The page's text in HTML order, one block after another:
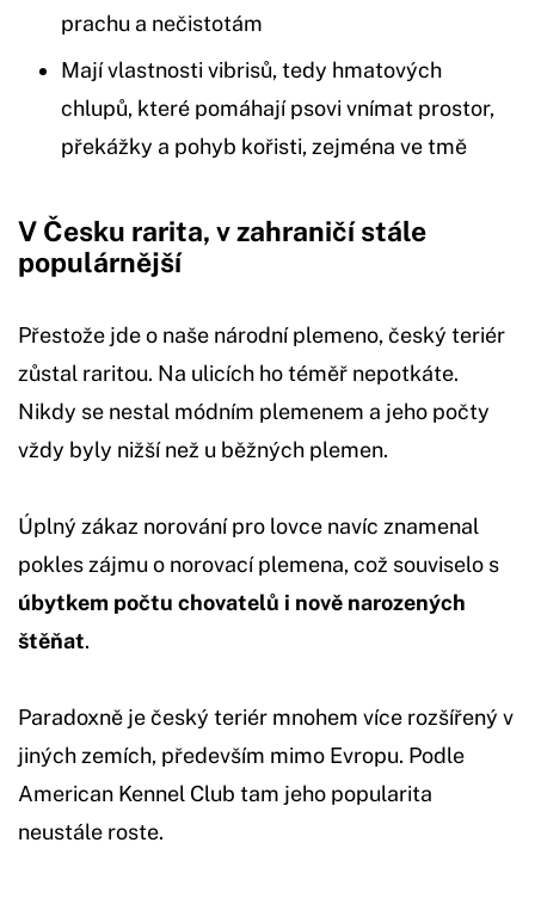
prachu a nečistotám
Mají vlastnosti vibrisů, tedy hmatových
chlupů, které pomáhají psovi vnímat prostor,
překážky a pohyb kořisti, zejména ve tmě
V Česku rarita, v zahraničí stále
populárnější
Přestože jde o naše národní plemeno, český teriér
zůstal raritou. Na ulicích ho téměř nepotkáte.
Nikdy se nestal módním plemenem a jeho počty
vždy byly nižší než u běžných plemen.
Úplný zákaz norování pro lovce navíc znamenal
pokles zájmu o norovací plemena, což souviselo s
úbytkem počtu chovatelů i nově narozených
štěňat.
Paradoxně je český teriér mnohem více rozšířený v
jiných zemích, především mimo Evropu. Podle
American Kennel Club tam jeho popularita
neustále roste.